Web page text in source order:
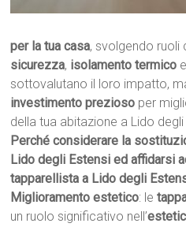
per la tua casa, svolgendo ruoli
sicurezza, isolamento termico
sottovalutano il loro impatto,
investimento prezioso per
della tua abitazione a Lido degli
Perché considerare la
Lido degli Estensi ed affidarsi
tapparellista a Lido degli
Miglioramento estetico: le
un ruolo significativo nell’